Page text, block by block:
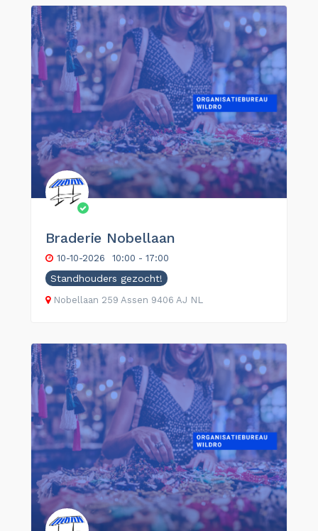
Braderie Nobellaan
10-10-2026 10:00 - 17:00
Standhouders gezocht!
Nobellaan 259 Assen 9406 AJ NL